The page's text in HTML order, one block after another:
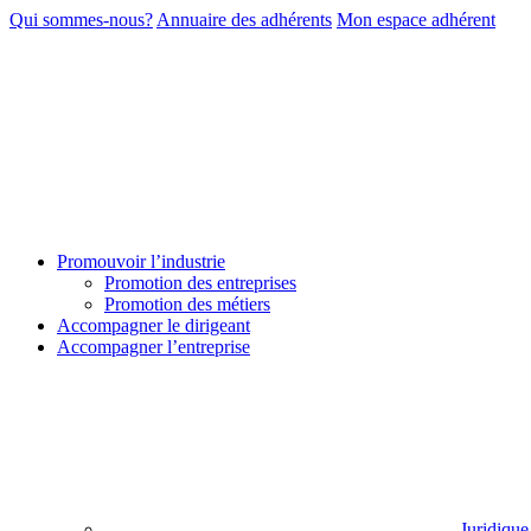
Qui sommes-nous? Annuaire des adhérents Mon espace adhérent
Promouvoir l’industrie
Promotion des entreprises
Promotion des métiers
Accompagner le dirigeant
Accompagner l’entreprise